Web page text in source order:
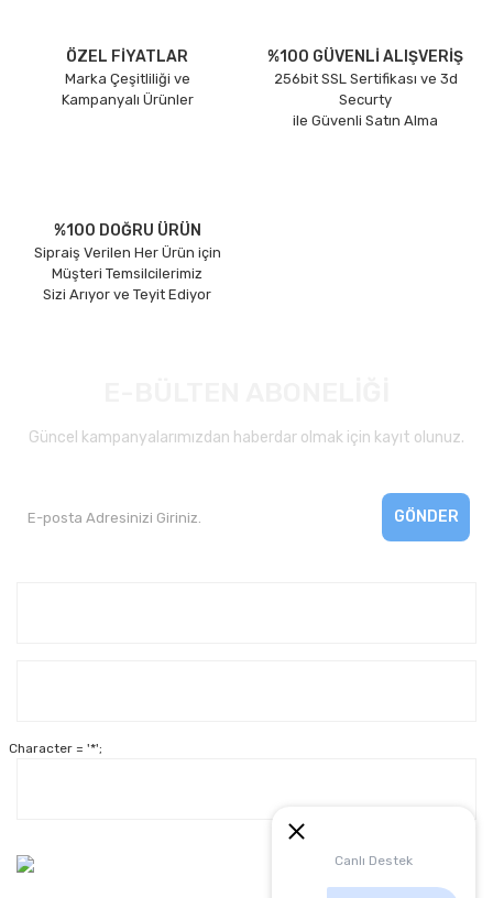
Canlı Destek
ÖZEL FİYATLAR
Marka Çeşitliliği ve
Kampanyalı Ürünler
%100 GÜVENLİ ALIŞVERİŞ
256bit SSL Sertifikası ve 3d
Securty
ile Güvenli Satın Alma
%100 DOĞRU ÜRÜN
Sipraiş Verilen Her Ürün için
Müşteri Temsilcilerimiz
Sizi Arıyor ve Teyit Ediyor
Güncel kampanyalarımızdan haberdar olmak için kayıt olunuz.
GÖNDER
Character = '*';